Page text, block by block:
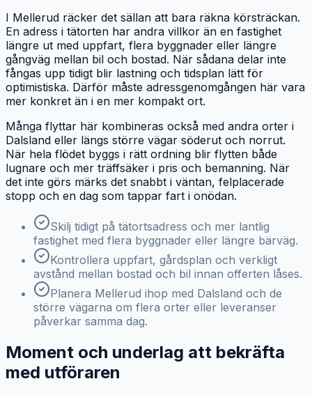
I Mellerud räcker det sällan att bara räkna körsträckan.
En adress i tätorten har andra villkor än en fastighet
längre ut med uppfart, flera byggnader eller längre
gångväg mellan bil och bostad. När sådana delar inte
fångas upp tidigt blir lastning och tidsplan lätt för
optimistiska. Därför måste adressgenomgången här vara
mer konkret än i en mer kompakt ort.
Många flyttar här kombineras också med andra orter i
Dalsland eller längs större vägar söderut och norrut.
När hela flödet byggs i rätt ordning blir flytten både
lugnare och mer träffsäker i pris och bemanning. När
det inte görs märks det snabbt i väntan, felplacerade
stopp och en dag som tappar fart i onödan.
Skilj tidigt på tätortsadress och mer lantlig
fastighet med flera byggnader eller längre bärväg.
Kontrollera uppfart, gårdsplan och verkligt
avstånd mellan bostad och bil innan offerten låses.
Planera Mellerud ihop med Dalsland och de
större vägarna om flera orter eller leveranser
påverkar samma dag.
Moment och underlag att bekräfta
med utföraren